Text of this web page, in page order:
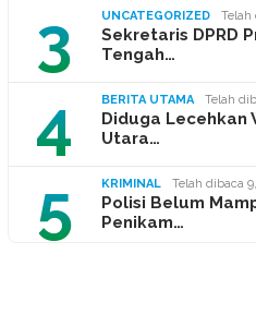
3 UNCATEGORIZED Telah
Sekretaris DPRD
Tengah…
4 BERITA UTAMA Telah
Diduga Lecehkan
Utara…
5 KRIMINAL Telah dibaca
Polisi Belum
Penikam…